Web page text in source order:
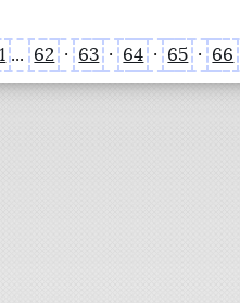
1 ... 62 · 63 · 64 · 65 · 66